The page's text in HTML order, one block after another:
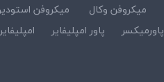
میکروفن وکال میکروفن
پاورمیکسر پاور امپلیفایر